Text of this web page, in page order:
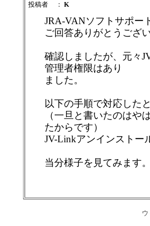
投稿者
： K
JRA-VANソフトサポー
ご回答ありがとうござ
確認しましたが、元々
管理者権限はあり
ました。
以下の手順で対応した
（一旦と書いたのはや
たからです）
JV-Linkアンインスト
当分様子を見てみます